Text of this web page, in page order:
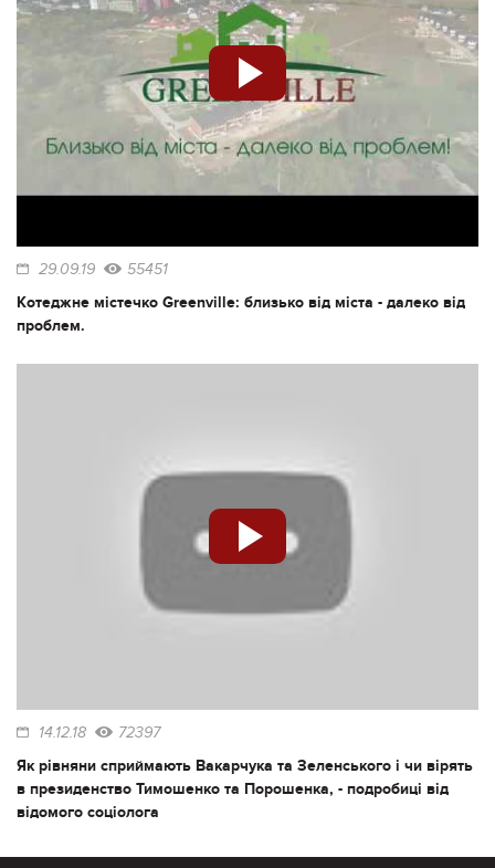
29.09.19 55451
Котеджне містечко Greenville: близько від міста - далеко від
проблем.
14.12.18 72397
Як рівняни сприймають Вакарчука та Зеленського і чи вірять
в президенство Тимошенко та Порошенка, - подробиці від
відомого соціолога